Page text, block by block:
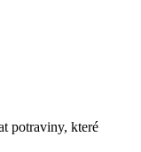
potraviny, které